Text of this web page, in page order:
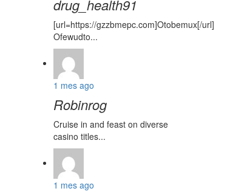
drug_health91
[url=https://gzzbmepc.com]Otobemux[/url]
Ofewudto...
1 mes ago
Robinrog
Cruise in and feast on diverse
casino titles...
1 mes ago